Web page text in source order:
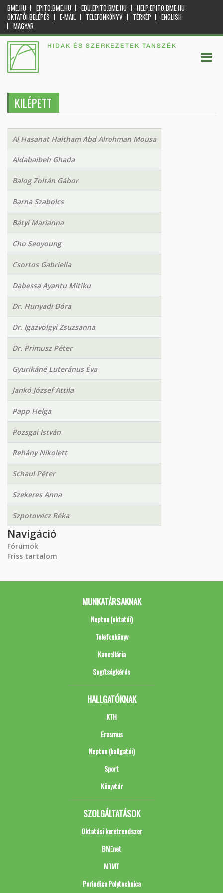
BME.HU EPITO.BME.HU EDU.EPITO.BME.HU
HELP.EPITO.BME.HU
OKTATÓI BELÉPÉS
E-MAIL TELEFONKÖNYV TÉRKÉP
ENGLISH
MAGYAR
HIDAK ÉS SZERKEZETEK TANSZÉK
KILÉPETT
Al Hasanat Haitham Abd Alrohman Mousa
Aldabaibeh Ghada
Balog Zoltán Gábor
Barna Szabolcs
Bátyi Marianna
Cho Seoyoung
Csortos Gabriella
Dabessa Ayantu Mitiku
Dr. Hunyadi Dóra
Dr. Igazvölgyi Zsuzsanna
Dr. Primusz Péter
Gyurikáné Luteránus Éva
Jankó József Attila
Papp Helga
Pozsgai István
Rehány Nikolett
Schaul Péter
Szekeres Anna
Szpotowicz Réka
Navigáció
Fórumok
Friss tartalom
MUNKATÁRSAKNAK
Neptun (oktatói)
Telefonkönyv
Kancellária
Segítségkérés
HALLGATÓKNAK
KTH
Erasmus
Neptun (hallgatói)
Sport
Könyvtár
SZOLGÁLTATÁSOK
Oktatási keretrendszer
BMEnet
MTMT
Periodica Polytechnica